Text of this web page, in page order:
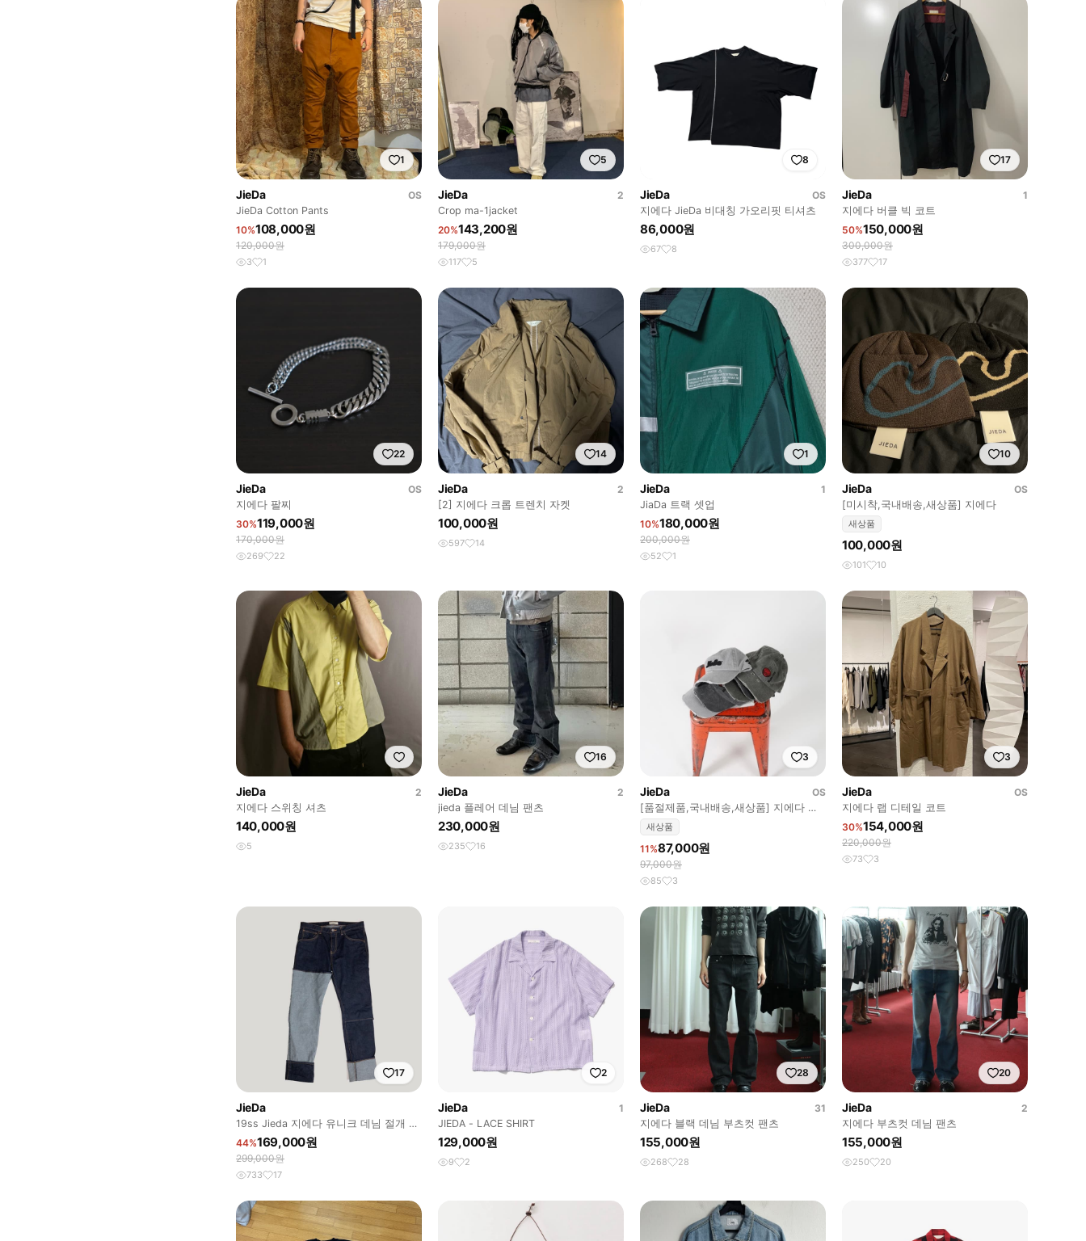
1
JieDa
OS
JieDa Cotton Pants
10%108,000원
120,000원
3 1
5
JieDa
2
Crop ma-1jacket
20%143,200원
179,000원
117 5
8
JieDa
OS
지에다 JieDa 비대칭 가오리핏 티셔츠
86,000원
67 8
17
JieDa
1
지에다 버클 빅 코트
50%150,000원
300,000원
377 17
22
JieDa
OS
지에다 팔찌
30%119,000원
170,000원
269 22
14
JieDa
2
[2] 지에다 크롭 트렌치 자켓
100,000원
597 14
1
JieDa
1
JiaDa 트랙 셋업
10%180,000원
200,000원
52 1
10
JieDa
OS
[미시착,국내배송,새상품] 지에다
새상품
100,000원
101 10
JieDa
2
지에다 스위칭 셔츠
140,000원
5
16
JieDa
2
jieda 플레어 데님 팬츠
230,000원
235 16
3
JieDa
OS
[품절제품,국내배송,새상품] 지에다 모
자새상품
11%87,000원
97,000원
85 3
3
JieDa
OS
지에다 랩 디테일 코트
30%154,000원
220,000원
73 3
17
JieDa
19ss Jieda 지에다 유니크 데님 절개 패
치워크
44%169,000원
299,000원
733 17
2
JieDa
1
JIEDA - LACE SHIRT
129,000원
9 2
28
JieDa
31
지에다 블랙 데님 부츠컷 팬츠
155,000원
268 28
20
JieDa
2
지에다 부츠컷 데님 팬츠
155,000원
250 20